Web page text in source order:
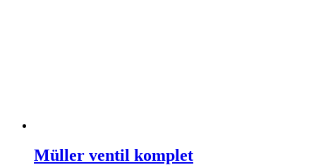
Müller ventil komplet